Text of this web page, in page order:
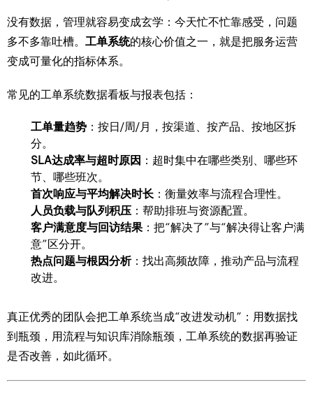
没有数据，管理就容易变成玄学：今天忙不忙靠感受，问题
多不多靠吐槽。 工单系统的核心价值之一，就是把服务运营
变成可量化的指标体系。
常见的工单系统数据看板与报表包括：
工单量趋势 ：按日/周/月，按渠道、按产品、按地区拆
分。
SLA达成率与超时原因 ：超时集中在哪些类别、哪些环
节、哪些班次。
首次响应与平均解决时长 ：衡量效率与流程合理性。
人员负载与队列积压 ：帮助排班与资源配置。
客户满意度与回访结果 ：把“解决了”与“解决得让客户满
意”区分开。
热点问题与根因分析：找出高频故障，推动产品与流程
改进。
真正优秀的团队会把工单系统当成“改进发动机”：用数据找
到瓶颈，用流程与知识库消除瓶颈，工单系统的数据再验证
是否改善，如此循环。